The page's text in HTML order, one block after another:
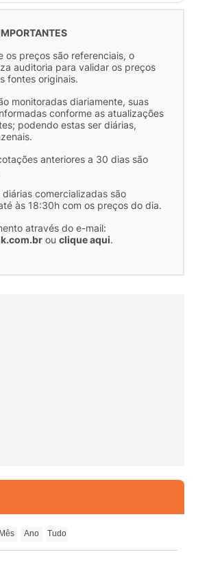
os preços são referenciais, o
auditoria para validar os preços
fontes originais.
monitoradas diariamente, suas
conforme as atualizações
podendo estas ser diárias,
anteriores a 30 dias são
comercializadas são
às 18:30h com os preços do dia.
através do e-mail:
ou clique aqui.
Mês Ano Tudo